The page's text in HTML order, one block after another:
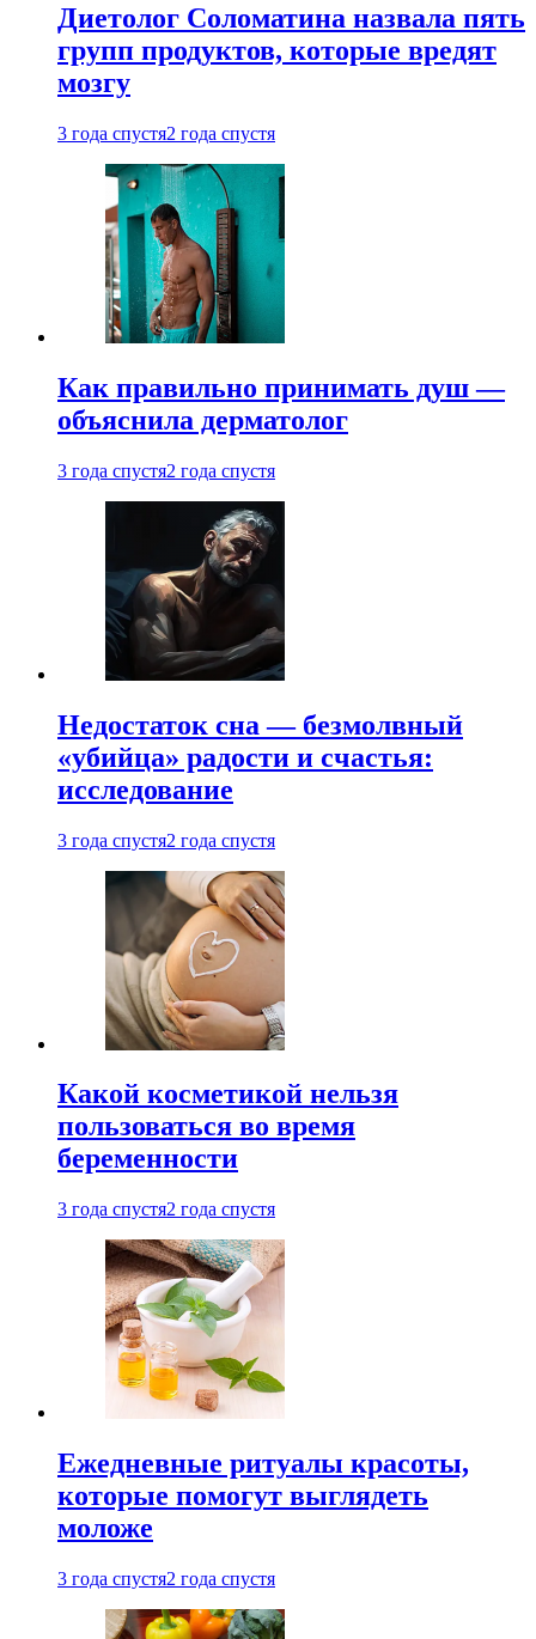
Диетолог Соломатина назвала пять
групп продуктов, которые вредят
мозгу
3 года спустя2 года спустя
Как правильно принимать душ —
объяснила дерматолог
3 года спустя2 года спустя
Недостаток сна — безмолвный
«убийца» радости и счастья:
исследование
3 года спустя2 года спустя
Какой косметикой нельзя
пользоваться во время
беременности
3 года спустя2 года спустя
Ежедневные ритуалы красоты,
которые помогут выглядеть
моложе
3 года спустя2 года спустя